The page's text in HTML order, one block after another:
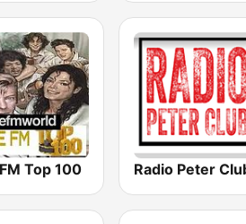
Top 100 Radio Peter